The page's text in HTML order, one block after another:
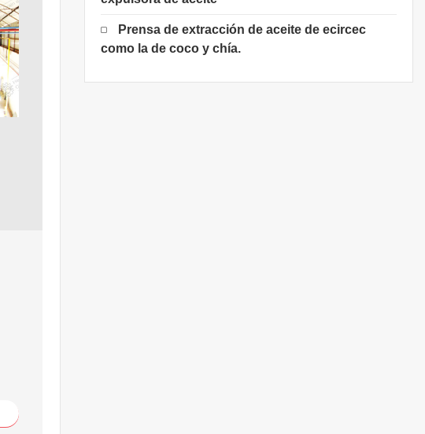
Prensa de extracción de aceite de ecircec
como la de coco y chía.